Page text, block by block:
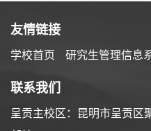
友情链接
学校首页 研究生管理信息
联系我们
呈贡主校区：昆明市呈贡区